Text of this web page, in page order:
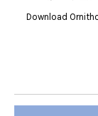
Download